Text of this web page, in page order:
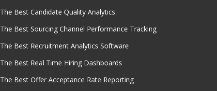
The Best Candidate Quality Analytics
The Best Sourcing Channel Performance Tracking
The Best Recruitment Analytics Software
The Best Real Time Hiring Dashboards
The Best Offer Acceptance Rate Reporting